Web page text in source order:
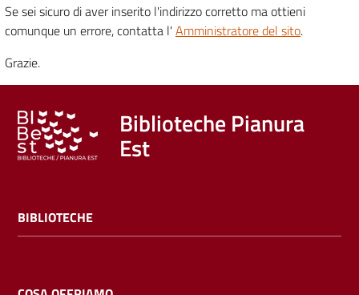
Cosa
offriamo
Trova
libri
e
film
Calendario
Se sei sicuro di aver inserito l'indirizzo corretto ma ottieni
comunque un errore, contatta l' Amministratore del sito.
Grazie.
Biblioteche Pianura
Est
BIBLIOTECHE